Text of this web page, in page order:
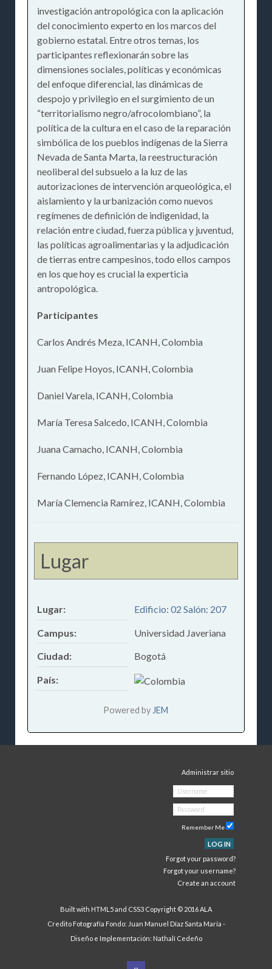
investigación antropológica con la aplicación
del conocimiento experto en los marcos del
gobierno estatal. Entre otros temas, los
participantes reflexionarán sobre las
dimensiones sociales, políticas y económicas
del enfoque diferencial, las dinámicas de
despojo y privilegio en el surgimiento de un
“territorialismo negro/afrocolombiano”, la
política de la cultura en el caso de la reparación
simbólica de los pueblos indígenas de la Sierra
Nevada de Santa Marta, la reestructuración
neoliberal del subsuelo a la luz de las
autorizaciones de intervención arqueológica, el
aislamiento y la urbanización como nuevos
regímenes de definición de indigenidad, la
relación entre ciudad, fuerza pública y juventud,
las políticas agroalimentarias y la adjudicación
de tierras entre campesinos, todo ellos campos
en los que hoy es crucial la experticia
antropológica.
Participantes
Carlos Andrés Meza, ICANH, Colombia
Juan Felipe Hoyos, ICANH, Colombia
Daniel Varela, ICANH, Colombia
María Teresa Salcedo, ICANH, Colombia
Juana Camacho, ICANH, Colombia
Fernando López, ICANH, Colombia
María Clemencia Ramírez, ICANH, Colombia
Lugar
Lugar: Edificio: 02 Salón: 207
Campus: Universidad Javeriana
Ciudad: Bogotá
País:
Powered by JEM
Administrar sitio
Remember Me
LOG IN
Forgot your password?
Forgot your username?
Create an account
Built with HTML5 and CSS3 Copyright © 2016 ALA
Credito Fotografía Fondo: Juan Manuel Díaz Santa María -
Diseño e Implementación: Nathalí Cedeño